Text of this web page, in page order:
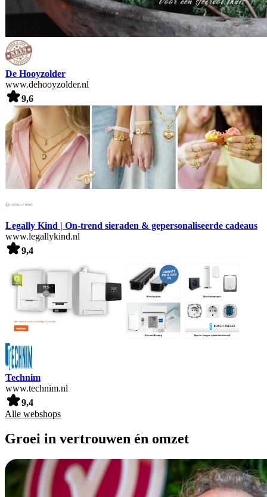
De Hooyzolder
www.dehooyzolder.nl
9,6
Legally Kind | On-trend sieraden & gepersonaliseerde cadeaus
www.legallykind.nl
9,4
Technim
www.technim.nl
9,4
Alle webshops
Groei in vertrouwen én omzet